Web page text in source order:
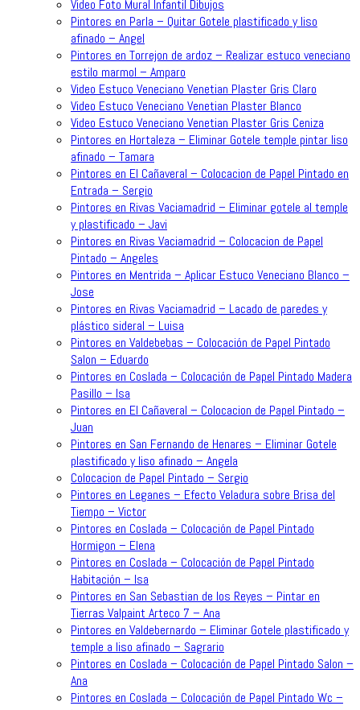
Video Foto Mural Infantil Dibujos
Pintores en Parla – Quitar Gotele plastificado y liso
afinado – Angel
Pintores en Torrejon de ardoz – Realizar estuco veneciano
estilo marmol – Amparo
Video Estuco Veneciano Venetian Plaster Gris Claro
Video Estuco Veneciano Venetian Plaster Blanco
Video Estuco Veneciano Venetian Plaster Gris Ceniza
Pintores en Hortaleza – Eliminar Gotele temple pintar liso
afinado – Tamara
Pintores en El Cañaveral – Colocacion de Papel Pintado en
Entrada – Sergio
Pintores en Rivas Vaciamadrid – Eliminar gotele al temple
y plastificado – Javi
Pintores en Rivas Vaciamadrid – Colocacion de Papel
Pintado – Angeles
Pintores en Mentrida – Aplicar Estuco Veneciano Blanco –
Jose
Pintores en Rivas Vaciamadrid – Lacado de paredes y
plástico sideral – Luisa
Pintores en Valdebebas – Colocación de Papel Pintado
Salon – Eduardo
Pintores en Coslada – Colocación de Papel Pintado Madera
Pasillo – Isa
Pintores en El Cañaveral – Colocacion de Papel Pintado –
Juan
Pintores en San Fernando de Henares – Eliminar Gotele
plastificado y liso afinado – Angela
Colocacion de Papel Pintado – Sergio
Pintores en Leganes – Efecto Veladura sobre Brisa del
Tiempo – Victor
Pintores en Coslada – Colocación de Papel Pintado
Hormigon – Elena
Pintores en Coslada – Colocación de Papel Pintado
Habitación – Isa
Pintores en San Sebastian de los Reyes – Pintar en
Tierras Valpaint Arteco 7 – Ana
Pintores en Valdebernardo – Eliminar Gotele plastificado y
temple a liso afinado – Sagrario
Pintores en Coslada – Colocación de Papel Pintado Salon –
Ana
Pintores en Coslada – Colocación de Papel Pintado Wc –